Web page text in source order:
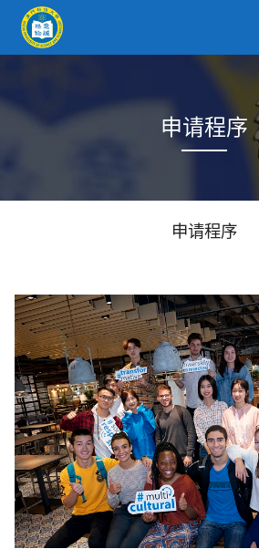
申请程序
申请程序